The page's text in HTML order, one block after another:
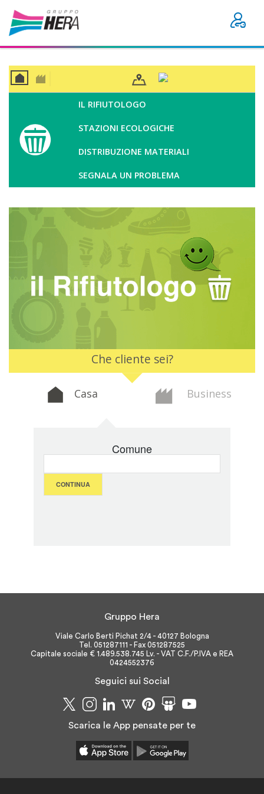
IL RIFIUTOLOGO
STAZIONI ECOLOGICHE
DISTRIBUZIONE MATERIALI
SEGNALA UN PROBLEMA
Che cliente sei?
Casa Business
Comune
Gruppo Hera
Viale Carlo Berti Pichat 2/4 - 40127 Bologna
Tel. 051287111 - Fax 051287525
Capitale sociale € 1.489.538.745 Lv. - VAT C.F./P.IVA e REA
0424552376
Seguici sui Social
Scarica le App pensate per te